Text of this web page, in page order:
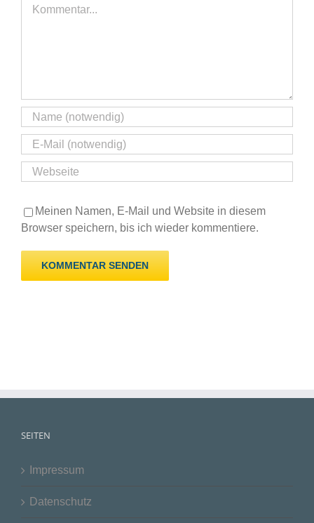
Meinen Namen, E-Mail und Website in diesem
Browser speichern, bis ich wieder kommentiere.
SEITEN
Impressum
Datenschutz